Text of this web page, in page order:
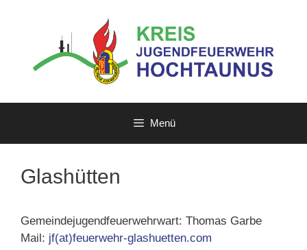
Menü
Glashütten
Gemeindejugendfeuerwehrwart: Thomas Garbe
Mail: jf(at)feuerwehr-glashuetten.com